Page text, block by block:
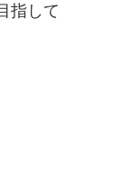
指して